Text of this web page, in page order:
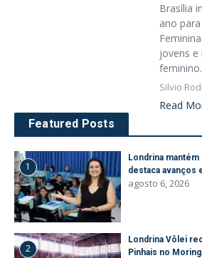
Brasília
ano
jovens
Silvio
Read
Featured Posts
1
Londrina
destaca avanços
agosto 6, 2026
2
Londrina Vôlei
Pinhais no